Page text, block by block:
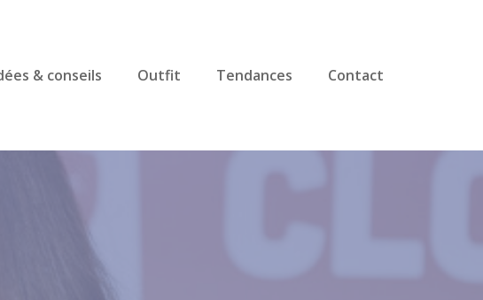
& conseils Outfit Tendances Contact